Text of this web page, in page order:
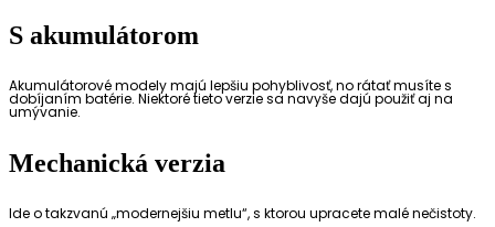
S akumulátorom
Akumulátorové modely majú lepšiu pohyblivosť, no rátať musíte s
dobíjaním batérie. Niektoré tieto verzie sa navyše dajú použiť aj na
umývanie.
Mechanická verzia
Ide o takzvanú „modernejšiu metlu“, s ktorou upracete malé nečistoty.